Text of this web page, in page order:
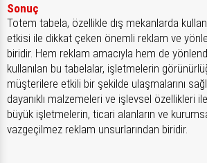
Sonuç
Totem tabela, özellikle dış mekanlarda
etkisi ile dikkat çeken önemli reklam ve
biridir. Hem reklam amacıyla hem de
kullanılan bu tabelalar, işletmelerin
müşterilere etkili bir şekilde ulaşmalarını
dayanıklı malzemeleri ve işlevsel özellikleri
büyük işletmelerin, ticari alanların ve
vazgeçilmez reklam unsurlarından biridir.